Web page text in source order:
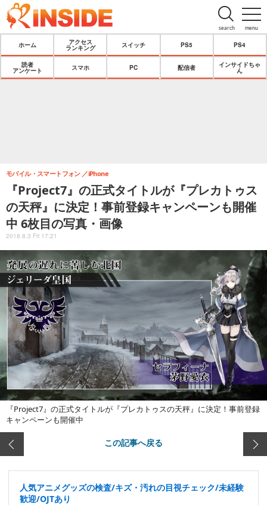
menu
search
ホーム
アクセス
ランキング
スイッチ PS5 PS4
読者
アンケート
スマホ PC 配信者
インサイドちゃ
ん
『Project7』の正式タイトルが『プレカトゥス
の天秤』に決定！事前登録キャンペーンも開催
中 6枚目の写真・画像
モバイル・スマートフォン iPhone
2018.8.3 Fri 17:21
『Project7』の正式タイトルが『プレカトゥスの天秤』に決定！事前登録
キャンペーンも開催中
この記事へ戻る
人気アニメグッズの検査/キズ・汚れの目視チェック/未経験
歓迎/OJTあり